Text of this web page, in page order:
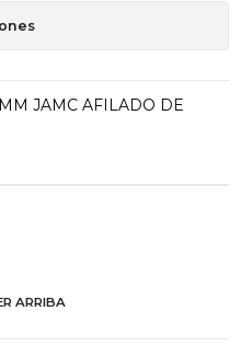
JAMC AFILADO DE
ARRIBA